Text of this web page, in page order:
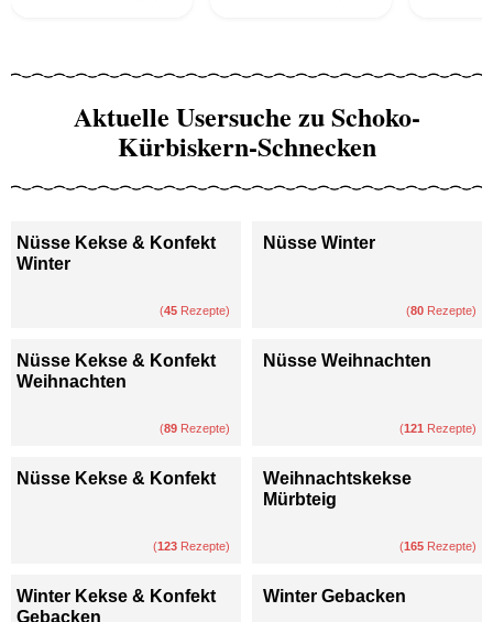
Aktuelle Usersuche zu Schoko-
Kürbiskern-Schnecken
Nüsse Kekse & Konfekt
Winter
(45 Rezepte)
Nüsse Winter
(80 Rezepte)
Nüsse Kekse & Konfekt
Weihnachten
(89 Rezepte)
Nüsse Weihnachten
(121 Rezepte)
Nüsse Kekse & Konfekt
(123 Rezepte)
Weihnachtskekse
Mürbteig
(165 Rezepte)
Winter Kekse & Konfekt
Gebacken
Winter Gebacken